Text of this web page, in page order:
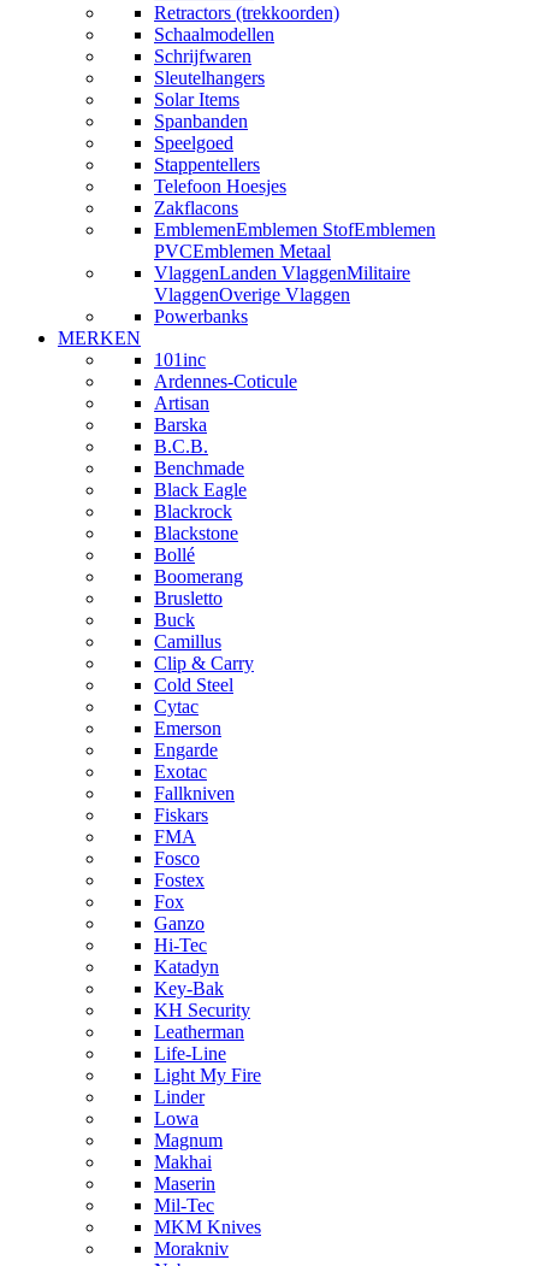
Retractors (trekkoorden)
Schaalmodellen
Schrijfwaren
Sleutelhangers
Solar Items
Spanbanden
Speelgoed
Stappentellers
Telefoon Hoesjes
Zakflacons
EmblemenEmblemen StofEmblemen
PVCEmblemen Metaal
VlaggenLanden VlaggenMilitaire
VlaggenOverige Vlaggen
Powerbanks
MERKEN
101inc
Ardennes-Coticule
Artisan
Barska
B.C.B.
Benchmade
Black Eagle
Blackrock
Blackstone
Bollé
Boomerang
Brusletto
Buck
Camillus
Clip & Carry
Cold Steel
Cytac
Emerson
Engarde
Exotac
Fallkniven
Fiskars
FMA
Fosco
Fostex
Fox
Ganzo
Hi-Tec
Katadyn
Key-Bak
KH Security
Leatherman
Life-Line
Light My Fire
Linder
Lowa
Magnum
Makhai
Maserin
Mil-Tec
MKM Knives
Morakniv